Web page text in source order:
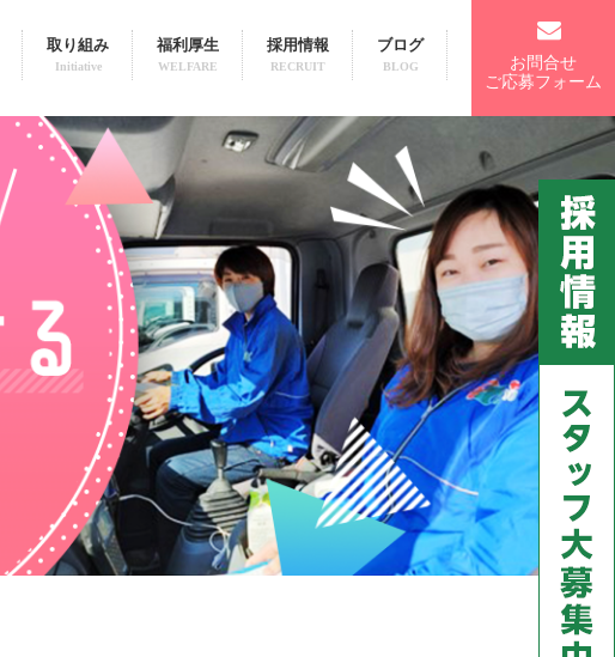
取り組み
Initiative
福利厚生
WELFARE
採用情報
RECRUIT
ブログ
BLOG
お問合せ
ご応募フォーム